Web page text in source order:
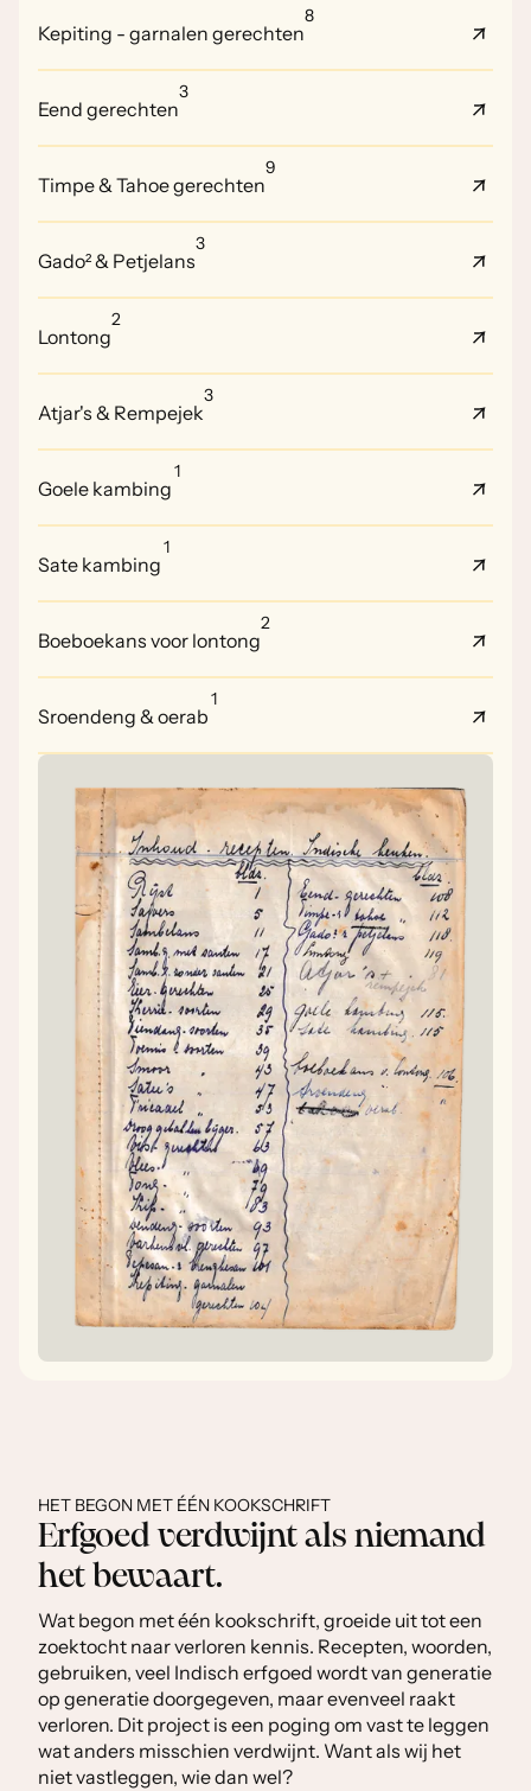
Kepiting - garnalen gerechten
8
Eend gerechten
3
Timpe & Tahoe gerechten
9
Gado² & Petjelans
3
Lontong
2
Atjar's & Rempejek
3
Goele kambing
1
Sate kambing
1
Boeboekans voor lontong
2
Sroendeng & oerab
1
HET BEGON MET ÉÉN KOOKSCHRIFT
Erfgoed verdwijnt als niemand
het bewaart.
Wat begon met één kookschrift, groeide uit tot een
zoektocht naar verloren kennis. Recepten, woorden,
gebruiken, veel Indisch erfgoed wordt van generatie
op generatie doorgegeven, maar evenveel raakt
verloren. Dit project is een poging om vast te leggen
wat anders misschien verdwijnt. Want als wij het
niet vastleggen, wie dan wel?